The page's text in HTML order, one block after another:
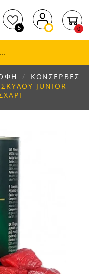
5 0
ΚΟΝΣΕΡΒΕΣ
JUNIOR